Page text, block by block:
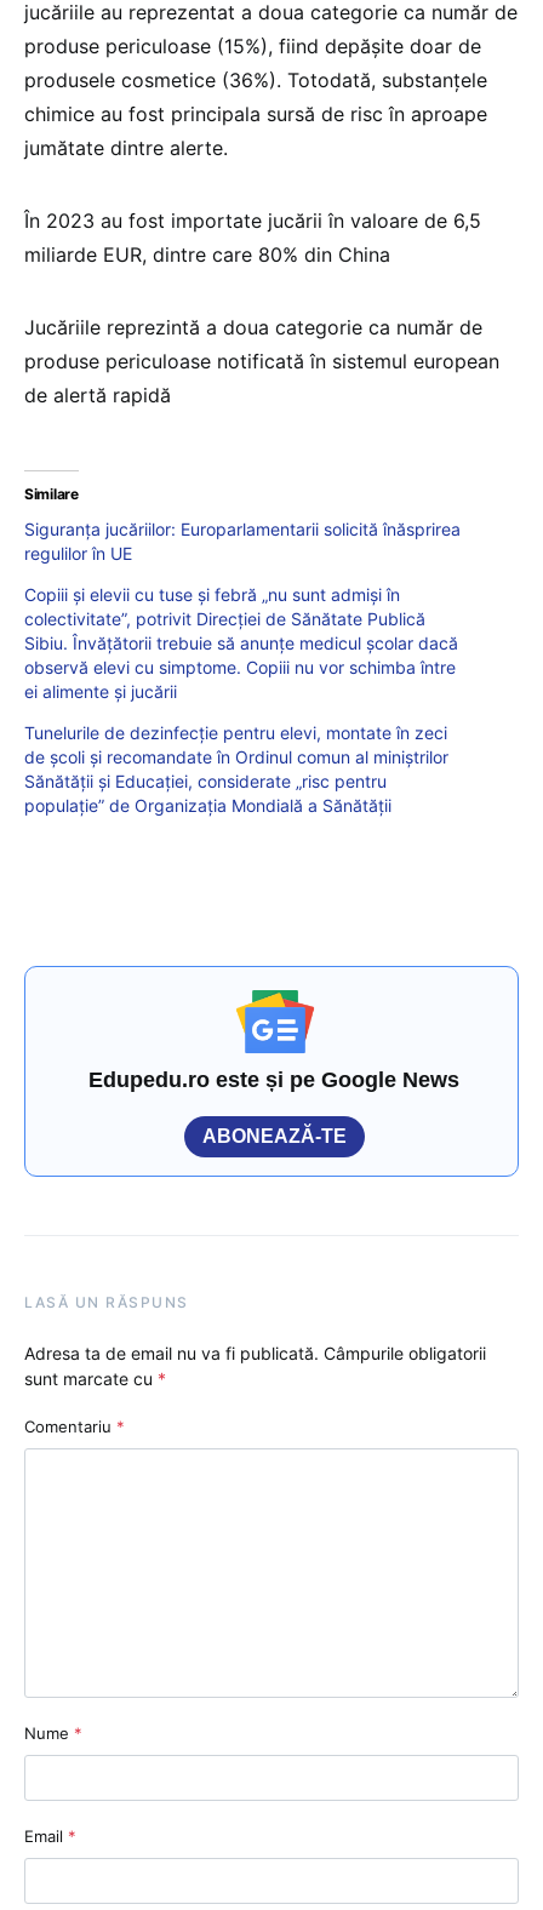
jucăriile au reprezentat a doua categorie ca număr de
produse periculoase (15%), fiind depășite doar de
produsele cosmetice (36%). Totodată, substanțele
chimice au fost principala sursă de risc în aproape
jumătate dintre alerte.
În 2023 au fost importate jucării în valoare de 6,5
miliarde EUR, dintre care 80% din China
Jucăriile reprezintă a doua categorie ca număr de
produse periculoase notificată în sistemul european
de alertă rapidă
Similare
Siguranța jucăriilor: Europarlamentarii solicită înăsprirea
regulilor în UE
Copiii și elevii cu tuse și febră „nu sunt admiși în
colectivitate”, potrivit Direcției de Sănătate Publică
Sibiu. Învățătorii trebuie să anunțe medicul școlar dacă
observă elevi cu simptome. Copiii nu vor schimba între
ei alimente și jucării
Tunelurile de dezinfecție pentru elevi, montate în zeci
de școli și recomandate în Ordinul comun al miniștrilor
Sănătății și Educației, considerate „risc pentru
populație” de Organizația Mondială a Sănătății
Edupedu.ro este și pe Google News
ABONEAZĂ-TE
LASĂ UN RĂSPUNS
Adresa ta de email nu va fi publicată. Câmpurile obligatorii
sunt marcate cu *
Comentariu *
Nume *
Email *